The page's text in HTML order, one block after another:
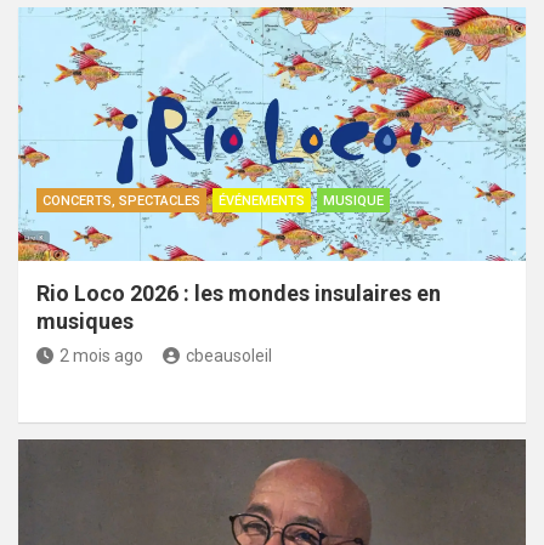
CONCERTS, SPECTACLES ÉVÉNEMENTS MUSIQUE
Rio Loco 2026 : les mondes insulaires en
musiques
2 mois ago cbeausoleil